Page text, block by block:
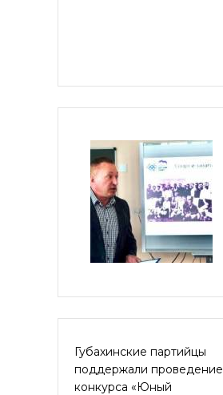
Губахинские партийцы
поддержали проведение
конкурса «Юный